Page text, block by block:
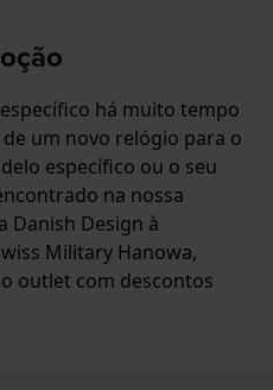
há muito tempo
um novo relógio para o
específico ou o seu
na nossa
Danish Design à
Military Hanowa,
outlet com descontos